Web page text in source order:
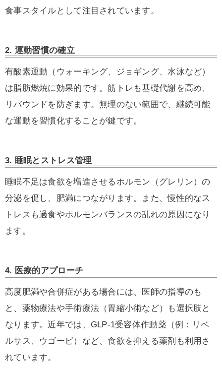
食事スタイルとして注目されています。
2. 運動習慣の確立
有酸素運動（ウォーキング、ジョギング、水泳など）
は脂肪燃焼に効果的です。筋トレも基礎代謝を高め、
リバウンドを防ぎます。無理のない範囲で、継続可能
な運動を習慣化することが鍵です。
3. 睡眠とストレス管理
睡眠不足は食欲を増進させるホルモン（グレリン）の
分泌を促し、肥満につながります。また、慢性的なス
トレスも過食やホルモンバランスの乱れの原因になり
ます。
4. 医療的アプローチ
高度肥満や合併症がある場合には、医師の指導のも
と、薬物療法や手術療法（胃縮小術など）も選択肢と
なります。近年では、GLP-1受容体作動薬（例：リベ
ルサス、ウゴービ）など、食欲を抑える薬剤も利用さ
れています。